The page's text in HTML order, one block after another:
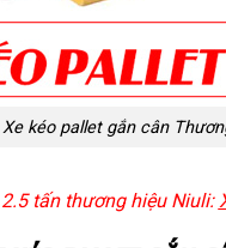
Xe kéo pallet gắn cân
tấn thương hiệu Niuli: